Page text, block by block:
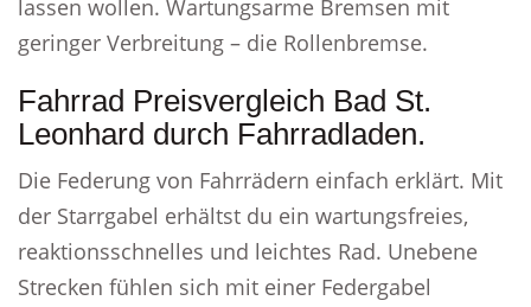
lassen wollen. Wartungsarme Bremsen mit
geringer Verbreitung – die Rollenbremse.
Fahrrad Preisvergleich Bad St.
Leonhard durch Fahrradladen.
Die Federung von Fahrrädern einfach erklärt. Mit
der Starrgabel erhältst du ein wartungsfreies,
reaktionsschnelles und leichtes Rad. Unebene
Strecken fühlen sich mit einer Federgabel